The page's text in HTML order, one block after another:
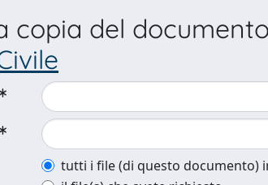
copia del
tutti i file (di questo documento)